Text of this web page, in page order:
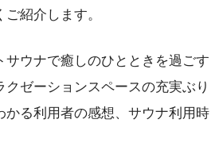
紹介します。
ウナで癒しのひとときを過ごす
ゼーションスペースの充実ぶり
る利用者の感想、サウナ利用時